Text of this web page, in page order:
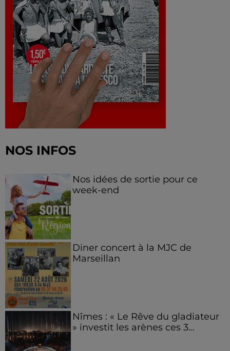
NOS INFOS
Nos idées de sortie pour ce
week-end
Diner concert à la MJC de
Marseillan
Nîmes : « Le Rêve du gladiateur
» investit les arènes ces 3...